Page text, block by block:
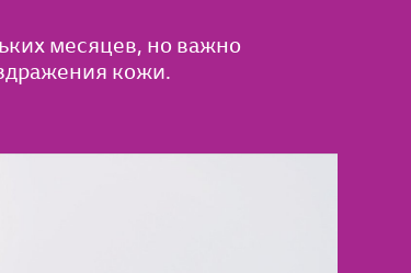
месяцев, но важно
кожи.